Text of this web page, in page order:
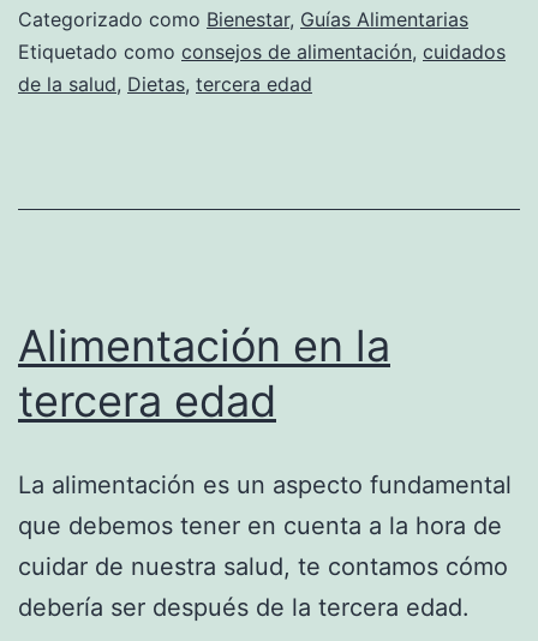
Categorizado como Bienestar, Guías Alimentarias
Etiquetado como consejos de alimentación, cuidados
de la salud, Dietas, tercera edad
Alimentación en la
tercera edad
La alimentación es un aspecto fundamental
que debemos tener en cuenta a la hora de
cuidar de nuestra salud, te contamos cómo
debería ser después de la tercera edad.